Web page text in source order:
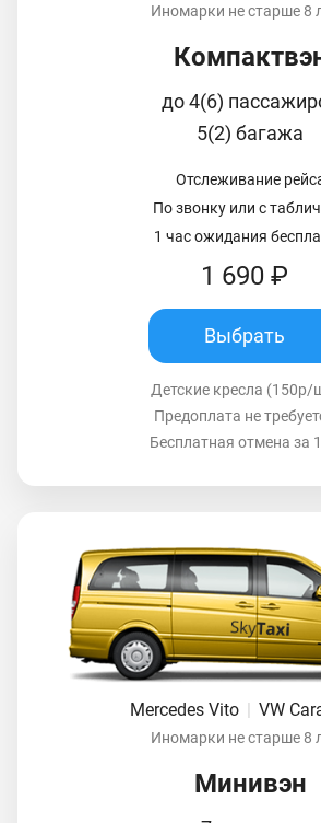
Иномарки не старше 8
до 4(6)
5(2) багажа
Отслеживание
По звонку или с
1 час ожидания
1 690 ₽
Выбрать
Детские кресла (150р/
Предоплата не
Бесплатная отмена за
Mercedes Vito VW
Иномарки не старше 8
Минивэн